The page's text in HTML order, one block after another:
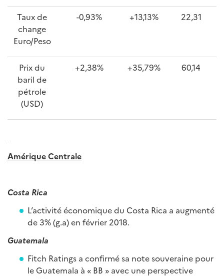
Taux de
change
Euro/Peso
-0,93% +13,13% 22,31
Prix du
baril de
pétrole
(USD)
+2,38% +35,79% 60,14
Amérique Centrale
Costa Rica
L’activité économique du Costa Rica a augmenté
de 3% (g.a) en février 2018.
Guatemala
Fitch Ratings a confirmé sa note souveraine pour
le Guatemala à « BB » avec une perspective